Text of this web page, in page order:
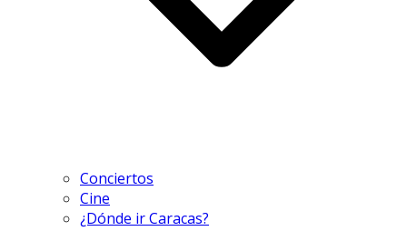
Conciertos
Cine
¿Dónde ir Caracas?